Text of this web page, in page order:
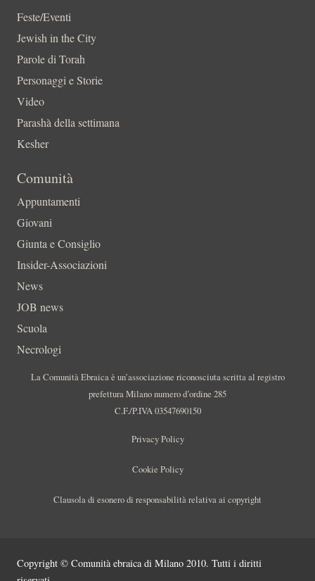
Feste/Eventi
Jewish in the City
Parole di Torah
Personaggi e Storie
Video
Parashà della settimana
Kesher
Comunità
Appuntamenti
Giovani
Giunta e Consiglio
Insider-Associazioni
News
JOB news
Scuola
Necrologi
La Comunità Ebraica è un’associazione riconosciuta scritta al registro
prefettura Milano numero d’ordine 285
C.F./P.IVA 03547690150
Privacy Policy
Cookie Policy
Clausola di esonero di responsabilità relativa ai copyright
Copyright © Comunità ebraica di Milano 2010. Tutti i diritti